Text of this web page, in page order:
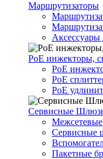
Маршрутизаторы
Аксессуары
PoE инжекторы,
PoE
PoE
PoE
Сервисные
Сервисные
Пакетные